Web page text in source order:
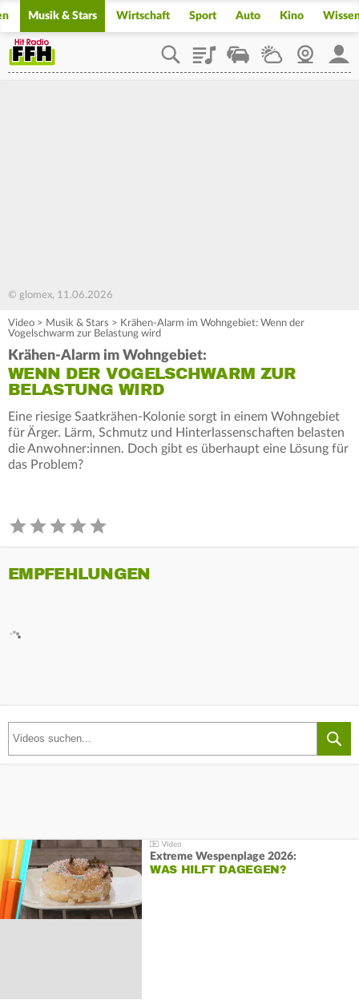
Musik & Stars Wirtschaft Sport Auto Kino
PlaylistStaupilotWetterWebcam
© glomex, 11.06.2026
Video > Musik & Stars > Krähen-Alarm im Wohngebiet: Wenn der
Vogelschwarm zur Belastung wird
Krähen-Alarm im Wohngebiet:
WENN DER VOGELSCHWARM ZUR
BELASTUNG WIRD
Eine riesige Saatkrähen-Kolonie sorgt in einem Wohngebiet
für Ärger. Lärm, Schmutz und Hinterlassenschaften belasten
die Anwohner:innen. Doch gibt es überhaupt eine Lösung für
das Problem?
EMPFEHLUNGEN
Extreme Wespenplage 2026:
WAS HILFT DAGEGEN?